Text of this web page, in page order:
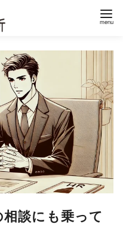
談にも乗って